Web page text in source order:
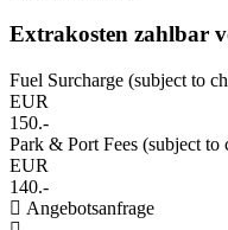
Extrakosten zahlbar
Fuel Surcharge (subject to
EUR
150.-
Park & Port Fees (subject to
EUR
140.-
Angebotsanfrage